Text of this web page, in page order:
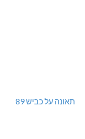
תאונה על כביש 89